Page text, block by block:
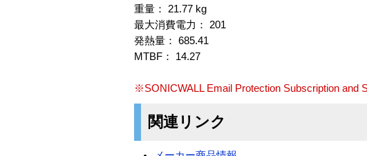
重量： 21.77 kg
最大消費電力： 201
発熱量： 685.41
MTBF： 14.27
※SONICWALL Email Protection Subscription and
関連リンク